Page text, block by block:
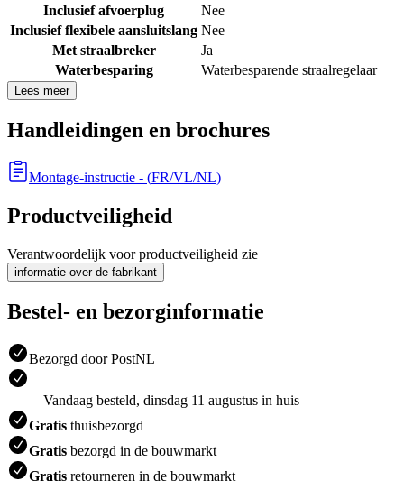
Inclusief afvoerplug
Nee
Inclusief flexibele aansluitslang Nee
Met straalbreker
Ja
Waterbesparing
Waterbesparende straalregelaar
Lees meer
Handleidingen en brochures
Montage-instructie - (FR/VL/NL)
Productveiligheid
Verantwoordelijk voor productveiligheid zie
informatie over de fabrikant
Bestel- en bezorginformatie
Bezorgd door PostNL
Vandaag besteld, dinsdag 11 augustus in huis
Gratis thuisbezorgd
Gratis bezorgd in de bouwmarkt
Gratis retourneren in de bouwmarkt